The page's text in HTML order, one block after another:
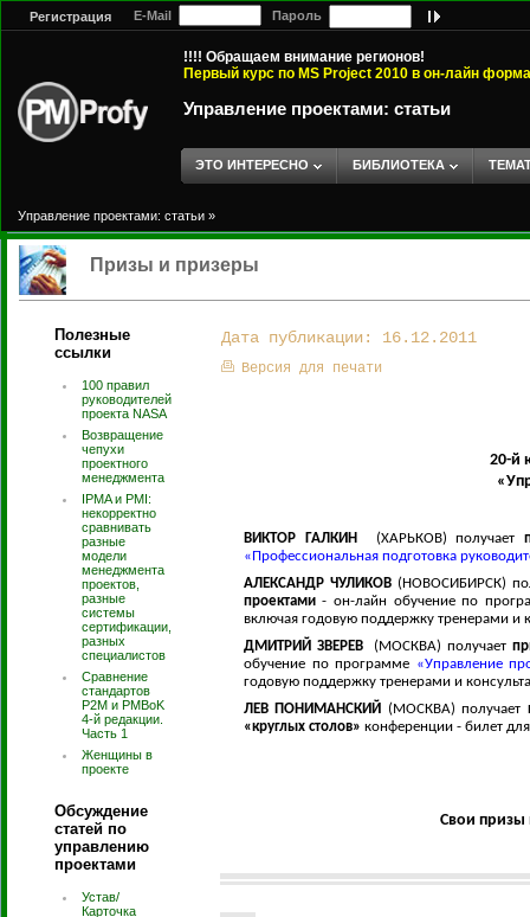
Регистрация E-Mail Пароль
!!!! Обращаем внимание регионов!
Первый курс по MS Project 2010 в он-лайн
Управление проектами: статьи
ЭТО ИНТЕРЕСНО БИБЛИОТЕКА
Управление проектами: статьи »
Призы и призеры
Полезные
ссылки
100 правил
руководителей
проекта NASA
Возвращение
чепухи
проектного
менеджмента
IPMA и PMI:
некорректно
сравнивать
разные
модели
менеджмента
проектов,
разные
системы
сертификации,
разных
специалистов
Сравнение
стандартов
P2M и PMBoK
4-й редакции.
Часть 1
Женщины в
проекте
Обсуждение
статей по
управлению
проектами
Устав/
Карточка
Дата публикации: 16.12.2011
Версия для печати
20-й
ВИКТОР ГАЛКИН (ХАРЬКОВ) получает
«Профессиональная подготовка
АЛЕКСАНДР ЧУЛИКОВ(НОВОСИБИРСК)
проектами- он-лайн обучение по
включая годовую поддержку тренерами и
ДМИТРИЙ ЗВЕРЕВ
(МОСКВА) получает
обучение по программе «Управление
годовую поддержку тренерами и
ЛЕВ ПОНИМАНСКИЙ (МОСКВА) получает
«круглых столов» конференции - билет
Свои призы